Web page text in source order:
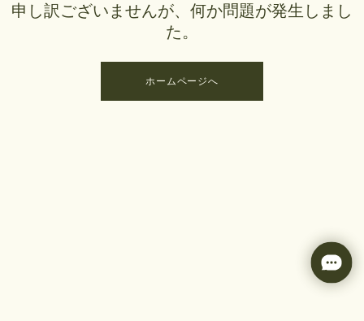
申し訳ございませんが、何か問題が発生しまし
た。
ホームページへ